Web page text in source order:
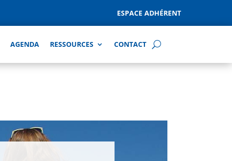
ESPACE ADHÉRENT
AGENDA RESSOURCES CONTACT